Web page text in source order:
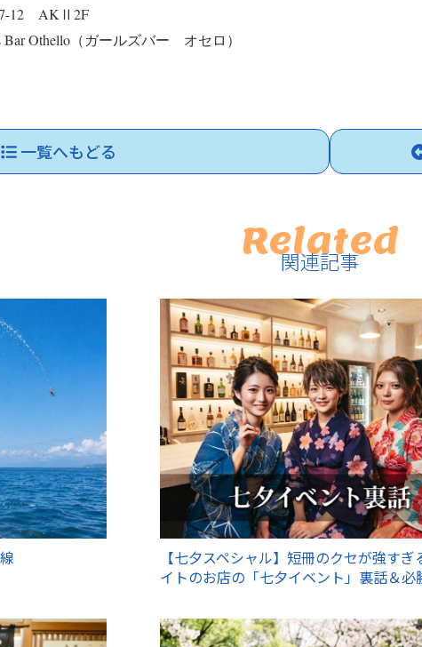
7-12 AKⅡ2F
Bar Othello（ガールズバー オセロ）
一覧へもどる
Related
関連記事
【七夕スペシャル】短冊のクセが強すぎ
イトのお店の「七夕イベント」裏話＆必